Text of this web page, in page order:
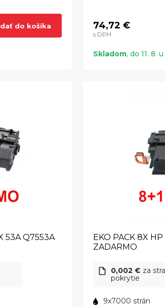
do košíka 74,72 €
s DPH
Skladom, do 11. 8.
53A Q7553A
EKO PACK 8X
ZADARMO
0,002 € za
pokrytie
9x7000 strán